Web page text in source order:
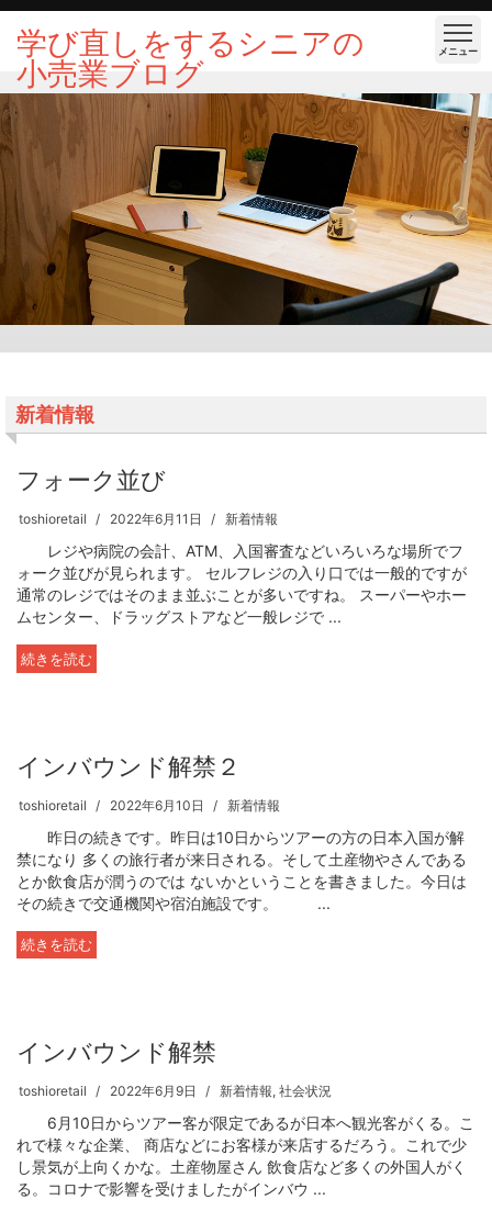
学び直しをするシニアの
小売業ブログ
メニュー
新着情報
フォーク並び
toshioretail 2022年6月11日 新着情報
レジや病院の会計、ATM、入国審査などいろいろな場所でフ
ォーク並びが見られます。 セルフレジの入り口では一般的ですが
通常のレジではそのまま並ぶことが多いですね。 スーパーやホー
ムセンター、ドラッグストアなど一般レジで ...
続きを読む
インバウンド解禁２
toshioretail 2022年6月10日 新着情報
昨日の続きです。昨日は10日からツアーの方の日本入国が解
禁になり 多くの旅行者が来日される。そして土産物やさんである
とか飲食店が潤うのでは ないかということを書きました。今日は
その続きで交通機関や宿泊施設です。 ...
続きを読む
インバウンド解禁
toshioretail 2022年6月9日 新着情報, 社会状況
6月10日からツアー客が限定であるが日本へ観光客がくる。こ
れで様々な企業、 商店などにお客様が来店するだろう。これで少
し景気が上向くかな。土産物屋さん 飲食店など多くの外国人がく
る。コロナで影響を受けましたがインバウ ...